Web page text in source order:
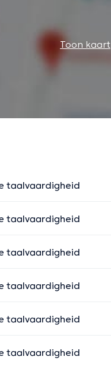
Toon kaart
taalvaardigheid
taalvaardigheid
taalvaardigheid
taalvaardigheid
taalvaardigheid
taalvaardigheid